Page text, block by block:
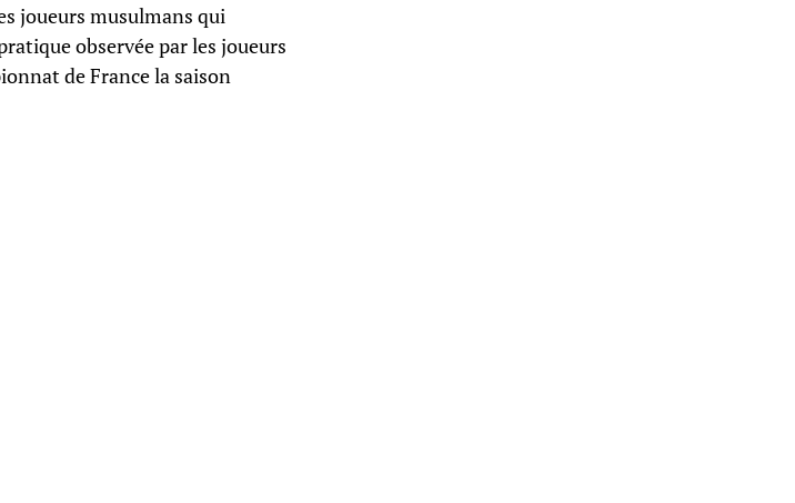
joueurs musulmans qui
observée par les joueurs
de France la saison